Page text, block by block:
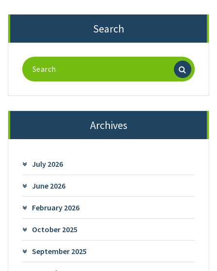
Search
Search
for:
Archives
July 2026
June 2026
February 2026
October 2025
September 2025